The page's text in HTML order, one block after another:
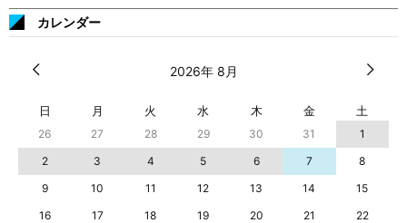
カレンダー
2026年 8月
日 月 火 水 木 金 土
26 27 28 29 30 31
1
2
3 4 5 6 7
8
9
10 11 12 13 14
15
16
17 18 19 20 21
22